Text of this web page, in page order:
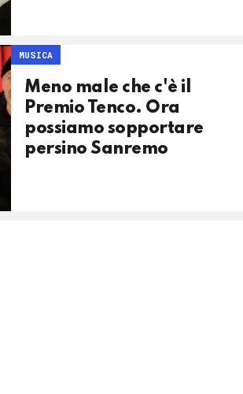
MUSICA
Meno male che c'è il
Premio Tenco. Ora
possiamo sopportare
persino Sanremo